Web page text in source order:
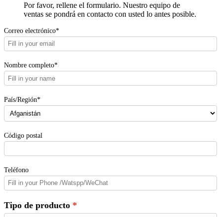
Por favor, rellene el formulario. Nuestro equipo de
ventas se pondrá en contacto con usted lo antes posible.
Correo electrónico*
Nombre completo*
País/Región*
Código postal
Teléfono
Tipo de producto